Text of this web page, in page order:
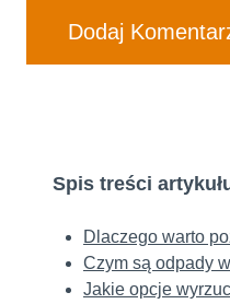
Spis treści
Dlaczego warto
Czym są odpady
Jakie opcje